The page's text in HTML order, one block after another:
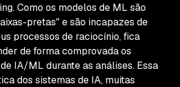
Como os modelos de ML são
pretas" e são incapazes de
processos de raciocínio, fica
de forma comprovada os
IA/ML durante as análises. Essa
dos sistemas de IA, muitas